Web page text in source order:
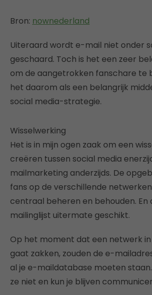
Bron: nownederland
Uiteraard wordt e-mail niet onder
geschaard. Toch is het een zeer
om de aangetrokken fanschare te
het daarom als een belangrijk
social media-strategie.
Wisselwerking
Het is in mijn ogen zaak om een
creëren tussen social media
mailmarketing anderzijds. De
fans op de verschillende
centraal beheren en behouden. En
mailinglijst uitermate geschikt.
Op het moment dat een netwerk
gaat zakken, zouden de e-
al je e-maildatabase moeten
ze niet en kun je blijven